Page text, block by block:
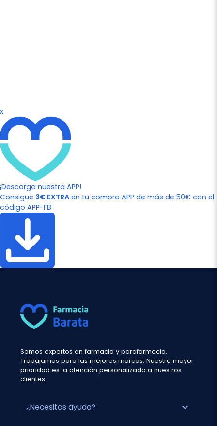
x
¡Descarga nuestra APP!
Consigue 3€ EXTRA en tu compra APP de más de 50€ con el
código APP-FB
Somos expertos en farmacia y parafarmacia.
Trabajamos para las mejores marcas. Nuestra mayor
prioridad es la atención personalizada a nuestros
clientes.
¿Necesitas ayuda? expand_more